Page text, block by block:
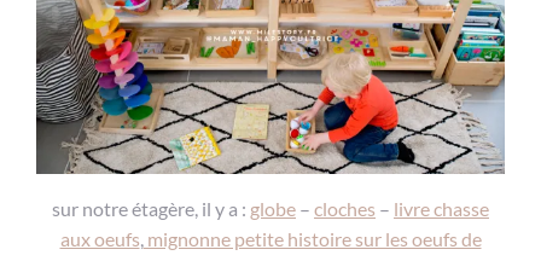
sur notre étagère, il y a : globe – cloches – livre chasse
aux oeufs,mignonne petite histoire sur les oeufs de